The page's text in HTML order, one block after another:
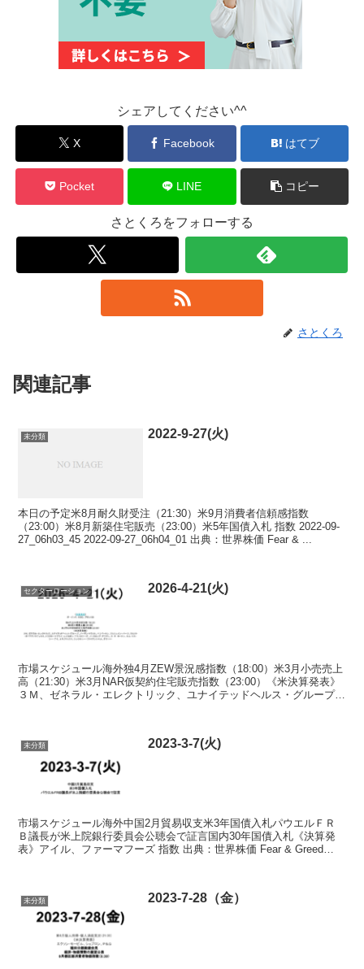
シェアしてください^^
X Facebook はてブ
Pocket LINE コピー
さとくろをフォローする
さとくろ
関連記事
未分類 2022-9-27(火)
本日の予定米8月耐久財受注（21:30）米9月消費者信頼感指数
（23:00）米8月新築住宅販売（23:00）米5年国債入札 指数 2022-09-
27_06h03_45 2022-09-27_06h04_01 出典：世界株価 Fear & ...
セクターローション 2026-4-21(火)
市場スケジュール海外独4月ZEW景況感指数（18:00）米3月小売売上
高（21:30）米3月NAR仮契約住宅販売指数（23:00）《米決算発表》
３Ｍ、ゼネラル・エレクトリック、ユナイテッドヘルス・グループ、
未分類 2023-3-7(火)
市場スケジュール海外中国2月貿易収支米3年国債入札パウエルＦＲ
Ｂ議長が米上院銀行委員会公聴会で証言国内30年国債入札《決算発
表》アイル、ファーマフーズ 指数 出典：世界株価 Fear & Greed
未分類 2023-7-28（金）